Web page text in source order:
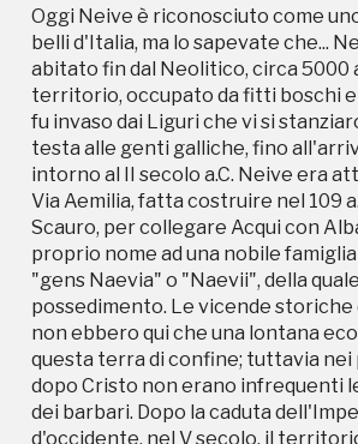
Oggi Neive è riconosciuto come
belli d'Italia, ma lo sapevate che...
abitato fin dal Neolitico, circa 5000
territorio, occupato da fitti boschi e
fu invaso dai Liguri che vi si
testa alle genti galliche, fino
intorno al II secolo a.C. Neive era
Via Aemilia, fatta costruire nel 109
Scauro, per collegare Acqui con
proprio nome ad una nobile
"gens Naevia" o "Naevii", della
possedimento. Le vicende storiche
non ebbero qui che una lontana
questa terra di confine; tuttavia nei
dopo Cristo non erano infrequenti
dei barbari. Dopo la caduta
d'occidente, nel V secolo, il
dei barbari. Dopo la caduta
d'occidente, nel V secolo, il territorio
Sarmati che vi restarono fino
Longobardi nel VI secolo. Sotto
Magno, il paese fu ceduto come
del Sacro romano impero,
i Saraceni. A quest'epoca risale la
primo castello fortificato, oggi
l'albese furono liberati da Ottone I
intorno alla fine del X secolo; a
l'istituzione della "cella
benedettino che dipendeva
Croce in Mortara (AL), del quale
Torre campanaria di stile romanico.
tra i secoli XI e XIII, il feudo neivese
alcuni Signori locali, in particolare i
diede statuto di Comune intorno